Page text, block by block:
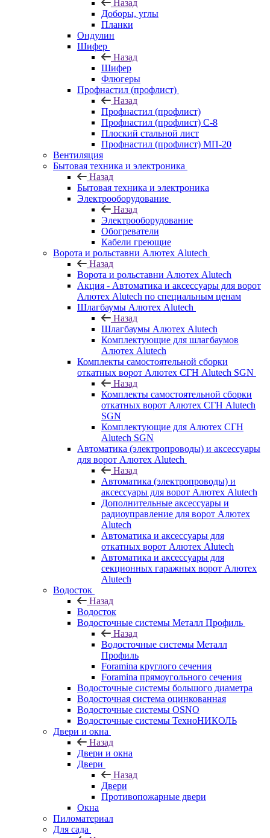
Назад
Доборы, углы
Планки
Ондулин
Шифер
Назад
Шифер
Флюгеры
Профнастил (профлист)
Назад
Профнастил (профлист)
Профнастил (профлист) С-8
Плоский стальной лист
Профнастил (профлист) МП-20
Вентиляция
Бытовая техника и электроника
Назад
Бытовая техника и электроника
Электрооборудование
Назад
Электрооборудование
Обогреватели
Кабели греющие
Ворота и рольставни Алютех Alutech
Назад
Ворота и рольставни Алютех Alutech
Акция - Автоматика и аксессуары для ворот
Алютех Alutech по специальным ценам
Шлагбаумы Алютех Alutech
Назад
Шлагбаумы Алютех Alutech
Комплектующие для шлагбаумов
Алютех Alutech
Комплекты самостоятельной сборки
откатных ворот Алютех СГН Alutech SGN
Назад
Комплекты самостоятельной сборки
откатных ворот Алютех СГН Alutech
SGN
Комплектующие для Алютех СГН
Alutech SGN
Автоматика (электропроводы) и аксессуары
для ворот Алютех Alutech
Назад
Автоматика (электропроводы) и
аксессуары для ворот Алютех Alutech
Дополнительные аксессуары и
радиоуправление для ворот Алютех
Alutech
Автоматика и аксессуары для
откатных ворот Алютех Alutech
Автоматика и аксессуары для
секционных гаражных ворот Алютех
Alutech
Водосток
Назад
Водосток
Водосточные системы Металл Профиль
Назад
Водосточные системы Металл
Профиль
Foramina круглого сечения
Foramina прямоугольного сечения
Водосточные системы большого диаметра
Водосточная система оцинкованная
Водосточные системы OSNO
Водосточные системы ТехноНИКОЛЬ
Двери и окна
Назад
Двери и окна
Двери
Назад
Двери
Противопожарные двери
Окна
Пиломатериал
Для сада